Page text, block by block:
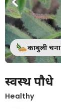
काबुली चना
स्वस्थ पौधे
Healthy